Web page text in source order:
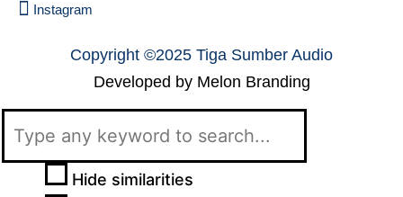
Instagram
Copyright ©2025 Tiga Sumber Audio
Developed by Melon Branding
Hide similarities